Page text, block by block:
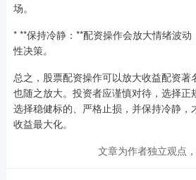
场。
* **保持冷静：**配资操作会放大情绪波
性决策。
总之，股票配资操作可以放大收益配资著
也随之放大。投资者应谨慎对待，选择正
选择稳健标的、严格止损，并保持冷静，
收益最大化。
文章为作者独立观点